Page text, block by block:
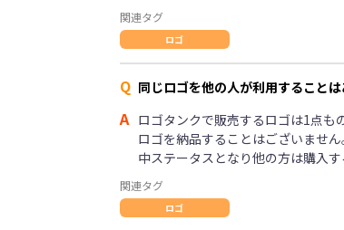
関連タグ
ロゴ
Q 同じロゴを他の人が利用すること
A ロゴタンクで販売するロゴは1点も
ロゴを納品することはございませ
中ステータスとなり他の方は購入
関連タグ
ロゴ